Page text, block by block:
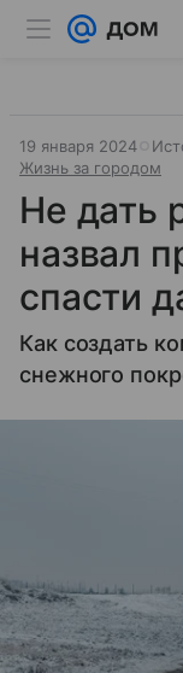
19 января 2024
Жизнь за городом
Не дать
назвал
спасти
Как создать
снежного